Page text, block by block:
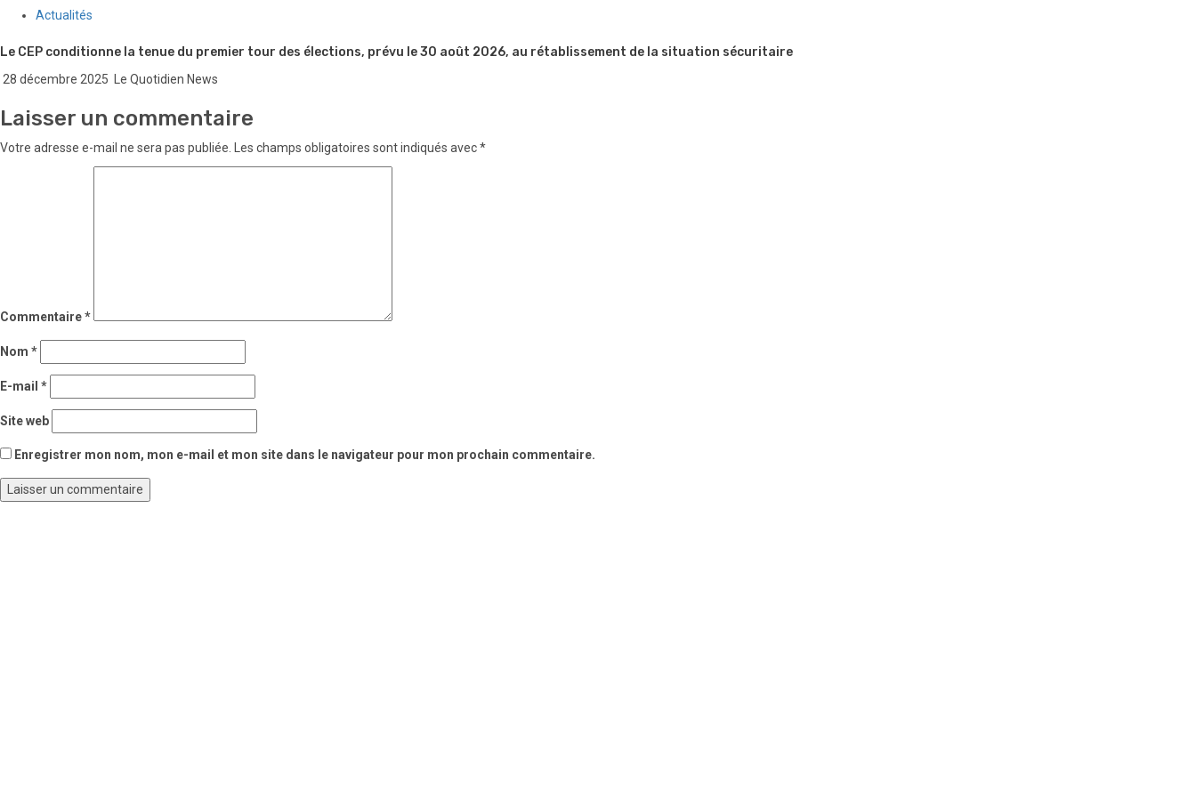
Actualités
Le CEP conditionne la tenue du premier tour des élections, prévu le 30 août 2026, au rétablissement de la situation sécuritaire
28 décembre 2025 Le Quotidien News
Laisser un commentaire
Votre adresse e-mail ne sera pas publiée. Les champs obligatoires sont indiqués avec*
Commentaire*
Nom *
E-mail *
Site web
Enregistrer mon nom, mon e-mail et mon site dans le navigateur pour mon prochain commentaire.